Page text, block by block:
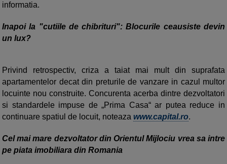
informatia.
Inapoi la "cutiile de chibrituri": Blocurile ceausiste devin
un lux?
Privind retrospectiv, criza a taiat mai mult din suprafata
apartamentelor decat din preturile de vanzare in cazul multor
locuinte nou construite. Concurenta acerba dintre dezvoltatori
si standardele impuse de „Prima Casa“ ar putea reduce in
continuare spatiul de locuit, noteaza www.capital.ro.
Cel mai mare dezvoltator din Orientul Mijlociu vrea sa intre
pe piata imobiliara din Romania